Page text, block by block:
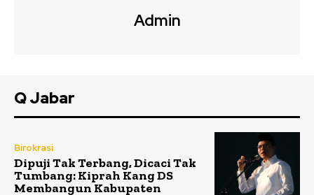
Admin
Q Jabar
Birokrasi
Dipuji Tak Terbang, Dicaci Tak
Tumbang: Kiprah Kang DS
Membangun Kabupaten